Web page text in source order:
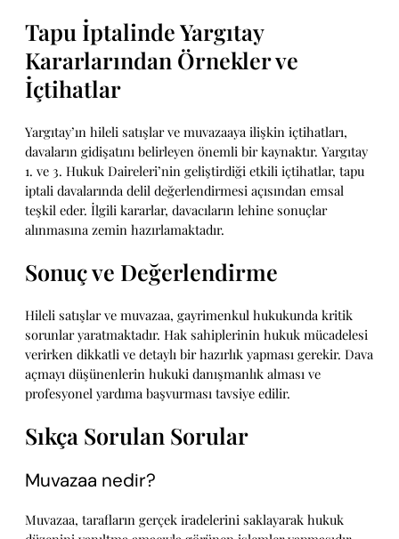
Tapu İptalinde Yargıtay
Kararlarından Örnekler ve
İçtihatlar
Yargıtay’ın hileli satışlar ve muvazaaya ilişkin içtihatları,
davaların gidişatını belirleyen önemli bir kaynaktır. Yargıtay
1. ve 3. Hukuk Daireleri’nin geliştirdiği etkili içtihatlar, tapu
iptali davalarında delil değerlendirmesi açısından emsal
teşkil eder. İlgili kararlar, davacıların lehine sonuçlar
alınmasına zemin hazırlamaktadır.
Sonuç ve Değerlendirme
Hileli satışlar ve muvazaa, gayrimenkul hukukunda kritik
sorunlar yaratmaktadır. Hak sahiplerinin hukuk mücadelesi
verirken dikkatli ve detaylı bir hazırlık yapması gerekir. Dava
açmayı düşünenlerin hukuki danışmanlık alması ve
profesyonel yardıma başvurması tavsiye edilir.
Sıkça Sorulan Sorular
Muvazaa nedir?
Muvazaa, tarafların gerçek iradelerini saklayarak hukuk